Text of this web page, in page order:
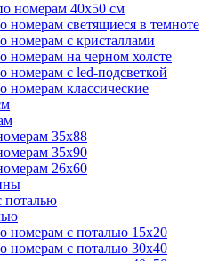
номерам 40х50 см
номерам светящиеся в темноте
номерам с кристаллами
номерам на черном холсте
номерам с led-подсветкой
номерам классические
35х88
35х90
26х60
поталью
номерам с поталью 15х20
номерам с поталью 30х40